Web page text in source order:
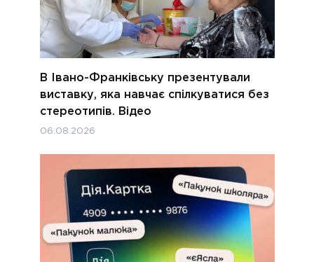
В Івано-Франківську презентували
виставку, яка навчає спілкуватися без
стереотипів. Відео
06.08.2026